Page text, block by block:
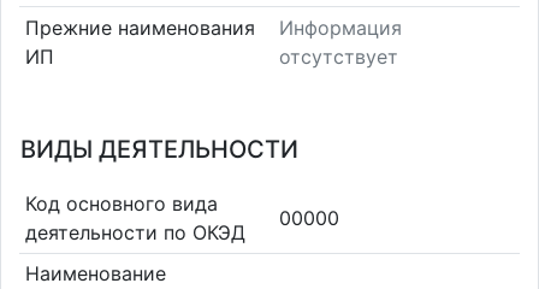
Прежние наименования
ИП
Информация
отсутствует
ВИДЫ ДЕЯТЕЛЬНОСТИ
Код основного вида
деятельности по ОКЭД
00000
Наименование